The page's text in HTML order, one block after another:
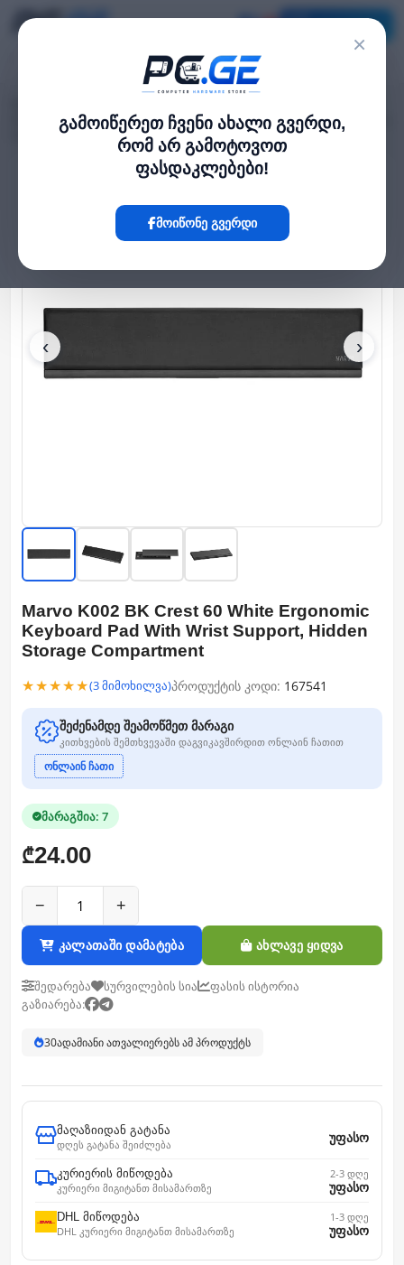
×
გამოიწერეთ ჩვენი ახალი გვერდი,
რომ არ გამოტოვოთ
ფასდაკლებები!
მოიწონე გვერდი
Marvo K002 BK Crest 60 White Ergonomic Keyboard Pad With Wrist Support,
Hidden Storage Compartment
‹ ›
Marvo K002 BK Crest 60 White Ergonomic
Keyboard Pad With Wrist Support, Hidden
Storage Compartment
★★★★★(3 მიმოხილვა)პროდუქტის კოდი: 167541
შეძენამდე შეამოწმეთ მარაგი
კითხვების შემთხვევაში დაგვიკავშირდით ონლაინ ჩათით
ონლაინ ჩათი
მარაგშია: 7
₾24.00
− +
კალათაში დამატება ახლავე ყიდვა
შედარება სურვილების სია
ფასის ისტორია
გაზიარება:
30ადამიანი ათვალიერებს ამ პროდუქტს
მაღაზიიდან გატანა
დღეს გატანა შეიძლება
უფასო
კურიერის მიწოდება
კურიერი მიგიტანთ მისამართზე
2-3 დღე
უფასო
DHL მიწოდება
DHL კურიერი მიგიტანთ მისამართზე
1-3 დღე
უფასო